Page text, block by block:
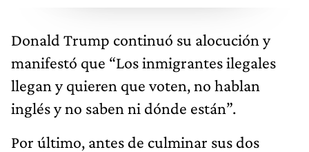
Donald Trump continuó su alocución y
manifestó que “Los inmigrantes ilegales
llegan y quieren que voten, no hablan
inglés y no saben ni dónde están”.
Por último, antes de culminar sus dos